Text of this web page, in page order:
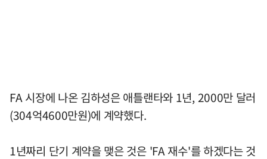
FA 시장에 나온 김하성은 애틀랜타와 1년, 2000만 달러
(304억4600만원)에 계약했다.
1년짜리 단기 계약을 맺은 것은 'FA 재수'를 하겠다는 것